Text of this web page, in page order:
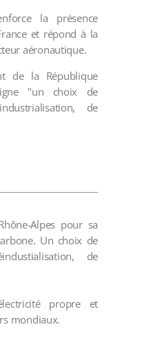
la présence
et répond à la
aéronautique.
de la République
"un choix de
de
Alpes pour sa
Un choix de
de
propre et
mondiaux.